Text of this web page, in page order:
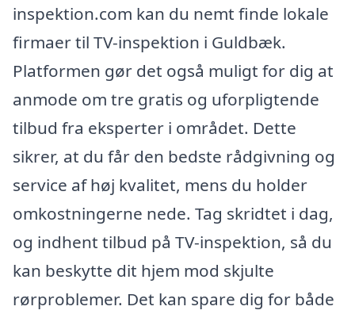
inspektion.com kan du nemt finde lokale
firmaer til TV-inspektion i Guldbæk.
Platformen gør det også muligt for dig at
anmode om tre gratis og uforpligtende
tilbud fra eksperter i området. Dette
sikrer, at du får den bedste rådgivning og
service af høj kvalitet, mens du holder
omkostningerne nede. Tag skridtet i dag,
og indhent tilbud på TV-inspektion, så du
kan beskytte dit hjem mod skjulte
rørproblemer. Det kan spare dig for både